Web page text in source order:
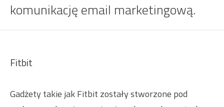
komunikację email marketingową.
Fitbit
Gadżety takie jak Fitbit zostały stworzone pod